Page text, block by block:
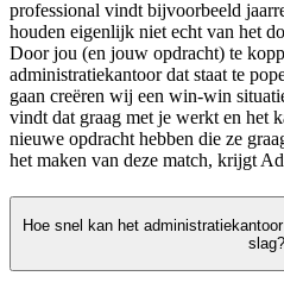
professional vindt bijvoorbeeld
houden eigenlijk niet echt van het
Door jou (en jouw opdracht) te
administratiekantoor dat staat te
gaan creëren wij een win-win
vindt dat graag met je werkt en het
nieuwe opdracht hebben die ze
het maken van deze match, krijgt
Hoe snel kan het
slag?